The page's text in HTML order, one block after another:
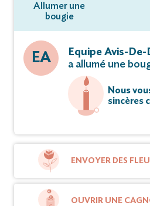
Allumer une
bougie
EA
Equipe Avis-De-
a allumé une
Nous
sincères
ENVOYER DES
OUVRIR UNE